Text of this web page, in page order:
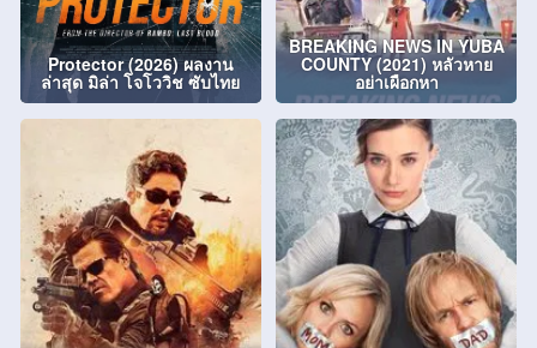
Protector (2026) ผลงาน
ล่าสุด มิล่า โจโววิช ซับไทย
BREAKING NEWS IN YUBA
COUNTY (2021) หลัวหาย
อย่าเผือกหา